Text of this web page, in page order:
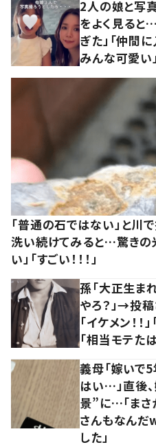
2人の娘と写
をよく見ると
ぎた」「仲間
みんな可愛い」
「普通の石ではない」と川
洗い続けてみると…驚きの
い」「すごい！！！」
孫「大正生ま
やろ？」→投
「イケメン！！
「相当モテたは
義母「嫁いで
はい…」直後
景”に…「まさ
さんもなんだ
した」